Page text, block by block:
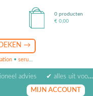
• serum
0 producten
€ 0,00
advies
✔ alles uit voorraad leverbaar
beoordelingen
MIJN ACCOUNT